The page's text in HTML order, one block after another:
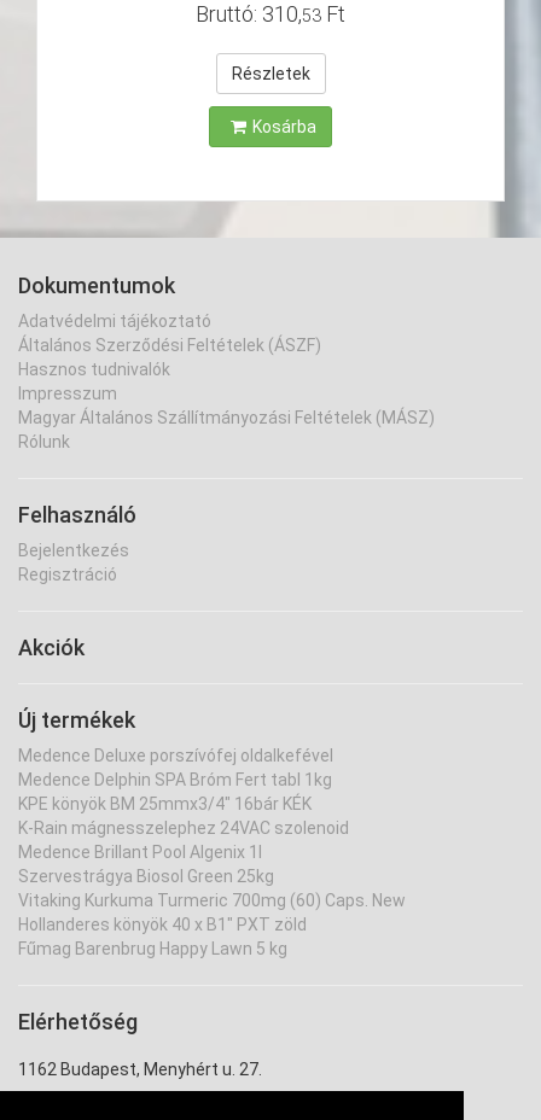
Bruttó: 310,53 Ft
Részletek
Kosárba
Dokumentumok
Adatvédelmi tájékoztató
Általános Szerződési Feltételek (ÁSZF)
Hasznos tudnivalók
Impresszum
Magyar Általános Szállítmányozási Feltételek (MÁSZ)
Rólunk
Felhasználó
Bejelentkezés
Regisztráció
Akciók
Új termékek
Medence Deluxe porszívófej oldalkefével
Medence Delphin SPA Bróm Fert tabl 1kg
KPE könyök BM 25mmx3/4" 16bár KÉK
K-Rain mágnesszelephez 24VAC szolenoid
Medence Brillant Pool Algenix 1l
Szervestrágya Biosol Green 25kg
Vitaking Kurkuma Turmeric 700mg (60) Caps. New
Hollanderes könyök 40 x B1" PXT zöld
Fűmag Barenbrug Happy Lawn 5 kg
Elérhetőség
1162 Budapest, Menyhért u. 27.